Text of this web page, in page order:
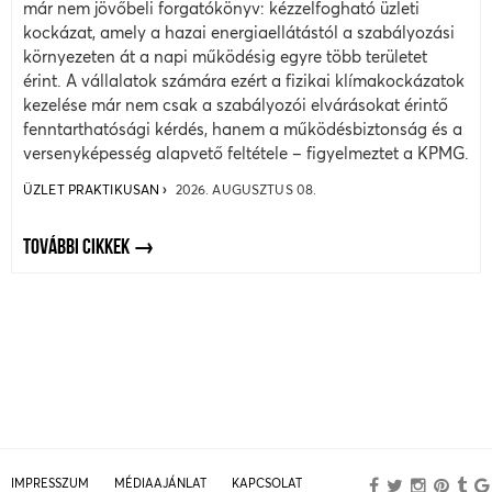
már nem jövőbeli forgatókönyv: kézzelfogható üzleti
kockázat, amely a hazai energiaellátástól a szabályozási
környezeten át a napi működésig egyre több területet
érint. A vállalatok számára ezért a fizikai klímakockázatok
kezelése már nem csak a szabályozói elvárásokat érintő
fenntarthatósági kérdés, hanem a működésbiztonság és a
versenyképesség alapvető feltétele – figyelmeztet a KPMG.
ÜZLET PRAKTIKUSAN 2026. AUGUSZTUS 08.
TOVÁBBI CIKKEK
IMPRESSZUM MÉDIAAJÁNLAT KAPCSOLAT